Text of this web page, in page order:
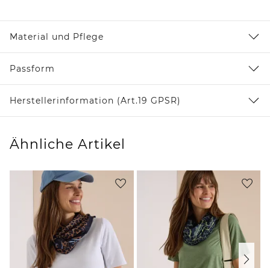
Material und Pflege
Passform
Herstellerinformation (Art.19 GPSR)
Ähnliche Artikel